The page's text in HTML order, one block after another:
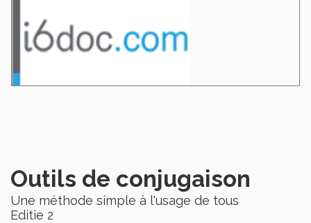
Outils de conjugaison
Une méthode simple à l'usage de tous
Editie 2